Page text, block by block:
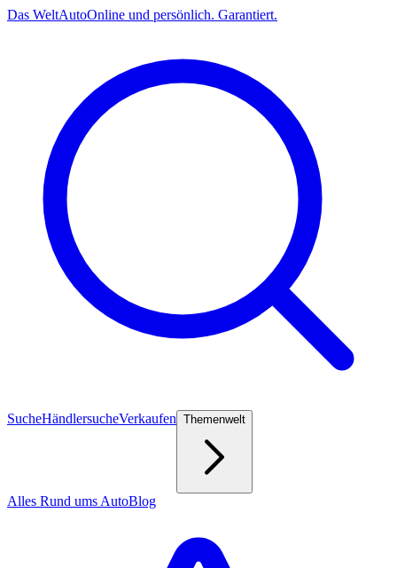
Das WeltAutoOnline und persönlich. Garantiert.
SucheHändlersucheVerkaufen Themenwelt
Alles Rund ums AutoBlog